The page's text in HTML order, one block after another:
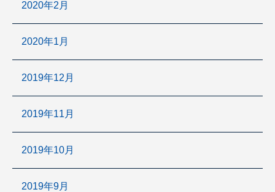
2020年2月
2020年1月
2019年12月
2019年11月
2019年10月
2019年9月